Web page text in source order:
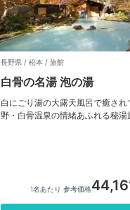
長野県 / 松本 / 旅館
白骨の名湯 泡の湯
白にごり湯の大露天風呂で癒され
野・白骨温泉の情緒あふれる秘湯
1名あたり 参考価格